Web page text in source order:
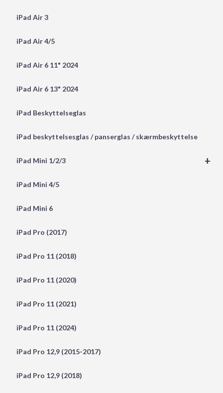
iPad Air 3
iPad Air 4/5
iPad Air 6 11" 2024
iPad Air 6 13" 2024
iPad Beskyttelseglas
iPad beskyttelsesglas / panserglas / skærmbeskyttelse
+
iPad Mini 1/2/3
iPad Mini 4/5
iPad Mini 6
iPad Pro (2017)
iPad Pro 11 (2018)
iPad Pro 11 (2020)
iPad Pro 11 (2021)
iPad Pro 11 (2024)
iPad Pro 12,9 (2015-2017)
iPad Pro 12,9 (2018)